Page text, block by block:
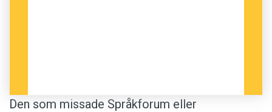
Den som missade Språkforum eller